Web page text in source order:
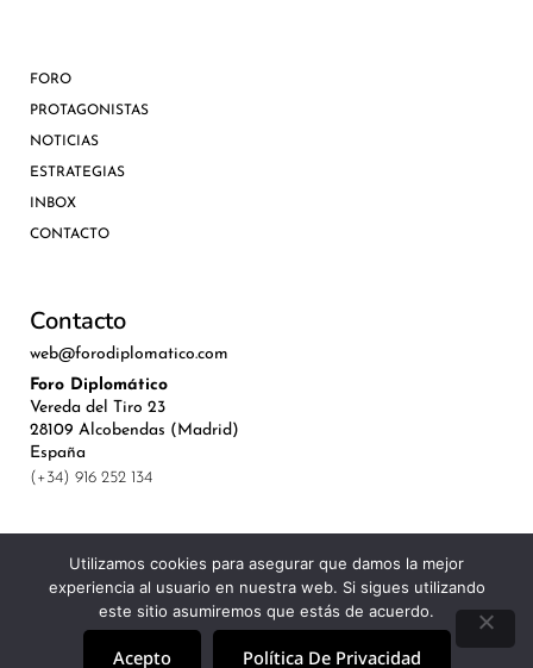
FORO
PROTAGONISTAS
NOTICIAS
ESTRATEGIAS
INBOX
CONTACTO
Contacto
web@forodiplomatico.com
Foro Diplomático
Vereda del Tiro 23
28109 Alcobendas (Madrid)
España
(+34) 916 252 134
©Royal Lis Spain 2024
Utilizamos cookies para asegurar que damos la mejor
experiencia al usuario en nuestra web. Si sigues utilizando
este sitio asumiremos que estás de acuerdo.
Acepto Política De Privacidad